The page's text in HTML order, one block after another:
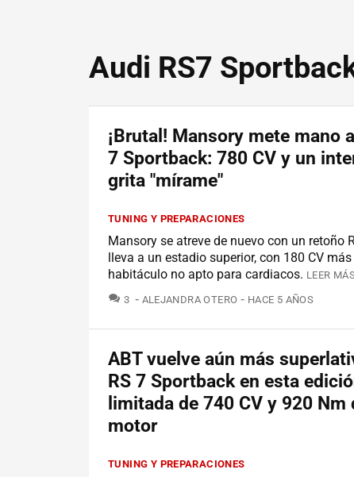
Audi RS7
¡Brutal! Mansory mete mano
7 Sportback: 780 CV y un
grita "mírame"
TUNING Y PREPARACIONES
Mansory se atreve de nuevo con un retoño
lleva a un estadio superior, con 180 CV más
habitáculo no apto para cardiacos. LEER
3 COMENTARIOS
ALEJANDRA OTERO HACE 5 AÑOS
ABT vuelve aún más
RS 7 Sportback en esta
limitada de 740 CV y 920 Nm
motor
TUNING Y PREPARACIONES